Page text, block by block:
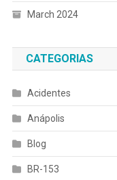
March 2024
CATEGORIAS
Acidentes
Anápolis
Blog
BR-153